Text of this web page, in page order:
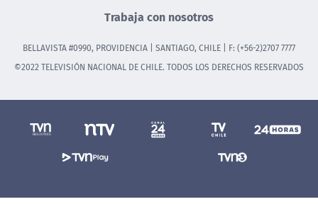
Trabaja con nosotros
BELLAVISTA #0990, PROVIDENCIA | SANTIAGO, CHILE | F: (+56-2)2707 7777
©2022 TELEVISIÓN NACIONAL DE CHILE. TODOS LOS DERECHOS RESERVADOS